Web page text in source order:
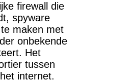
firewall die
spyware
maken met
onbekende
Het
tussen
internet.